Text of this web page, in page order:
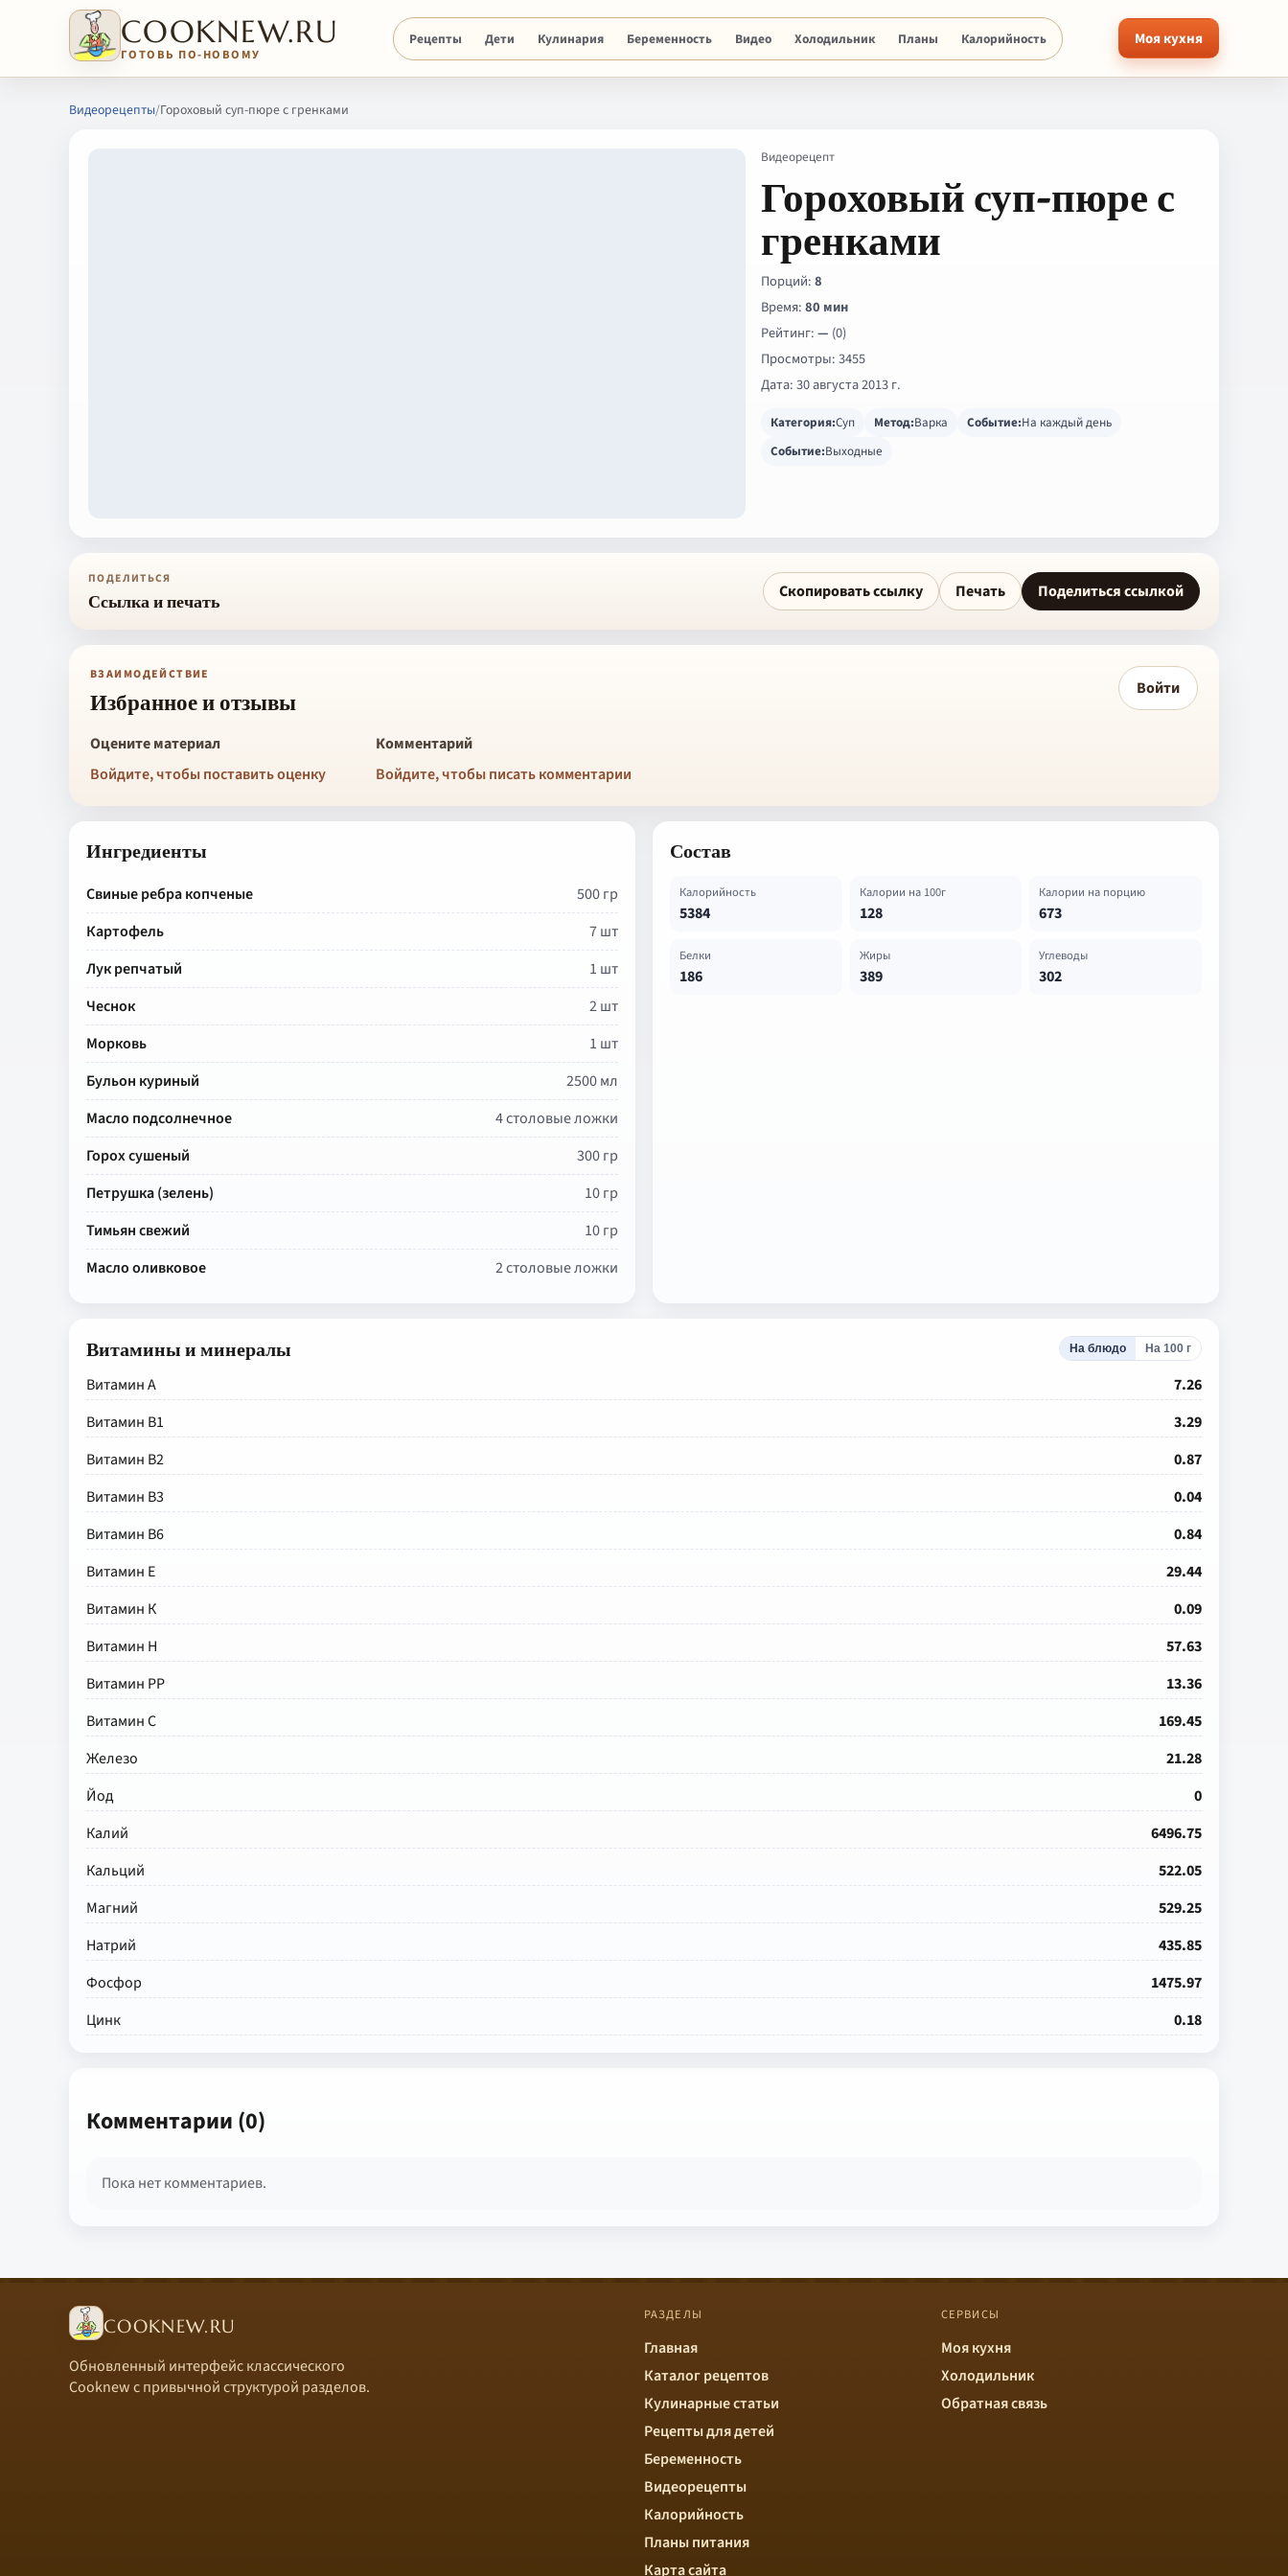
COOKNEW.RU
ГОТОВЬ ПО-НОВОМУ
Рецепты Дети Кулинария Беременность Видео Холодильник Планы Калорийность Моя кухня
Видеорецепты/Гороховый суп-пюре с гренками
Видеорецепт
Гороховый суп-пюре с
гренками
Порций:8
Время:80 мин
Рейтинг:— (0)
Просмотры: 3455
Дата: 30 августа 2013 г.
Категория:Суп Метод:Варка Событие:На каждый день
Событие:Выходные
ПОДЕЛИТЬСЯ
Ссылка и печать Скопировать ссылку Печать Поделиться ссылкой
ВЗАИМОДЕЙСТВИЕ
Избранное и отзывы Войти
Оцените материал
Войдите, чтобы поставить оценку
Комментарий
Войдите, чтобы писать комментарии
Ингредиенты
Свиные ребра копченые
500 гр
Картофель
7 шт
Лук репчатый
1 шт
Чеснок
2 шт
Морковь
1 шт
Бульон куриный
2500 мл
Масло подсолнечное
4 столовые ложки
Горох сушеный
300 гр
Петрушка (зелень)
10 гр
Тимьян свежий
10 гр
Масло оливковое
2 столовые ложки
Состав
Калорийность
5384
Калории на 100г
128
Калории на порцию
673
Белки
186
Жиры
389
Углеводы
302
Витамины и минералы На блюдо На 100 г
Витамин А
7.26
Витамин В1
3.29
Витамин В2
0.87
Витамин В3
0.04
Витамин В6
0.84
Витамин Е
29.44
Витамин К
0.09
Витамин Н
57.63
Витамин РР
13.36
Витамин С
169.45
Железо
21.28
Йод
0
Калий
6496.75
Кальций
522.05
Магний
529.25
Натрий
435.85
Фосфор
1475.97
Цинк
0.18
Комментарии (0)
Пока нет комментариев.
COOKNEW.RU
Обновленный интерфейс классического
Cooknew с привычной структурой разделов.
РАЗДЕЛЫ
Главная
Каталог рецептов
Кулинарные статьи
Рецепты для детей
Беременность
Видеорецепты
Калорийность
Планы питания
Карта сайта
СЕРВИСЫ
Моя кухня
Холодильник
Обратная связь